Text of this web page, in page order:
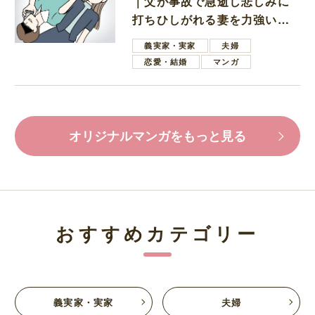
打ちひしがれる妻を力強い言
葉で励ます夫
義実家・実家
夫婦
恋愛・結婚
マンガ
オリジナルマンガをもっと見る
おすすめカテゴリー
義実家・実家 夫婦